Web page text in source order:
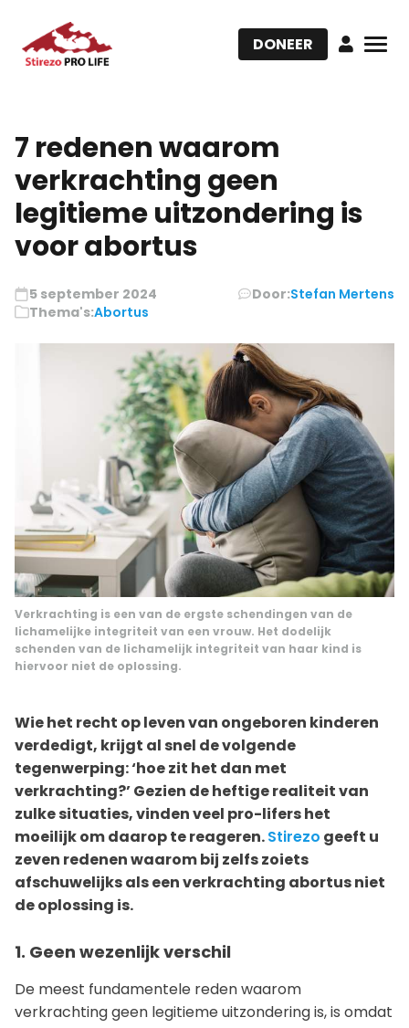
DONEER
7 redenen waarom
verkrachting geen
legitieme uitzondering is
voor abortus
5 september 2024 Door:Stefan Mertens
Thema's:Abortus
Verkrachting is een van de ergste schendingen van de
lichamelijke integriteit van een vrouw. Het dodelijk
schenden van de lichamelijk integriteit van haar kind is
hiervoor niet de oplossing.
Wie het recht op leven van ongeboren kinderen
verdedigt, krijgt al snel de volgende
tegenwerping: ‘hoe zit het dan met
verkrachting?’ Gezien de heftige realiteit van
zulke situaties, vinden veel pro-lifers het
moeilijk om daarop te reageren.Stirezo geeft u
zeven redenen waarom bij zelfs zoiets
afschuwelijks als een verkrachting abortus niet
de oplossing is.
1. Geen wezenlijk verschil
De meest fundamentele reden waarom
verkrachting geen legitieme uitzondering is, is omdat